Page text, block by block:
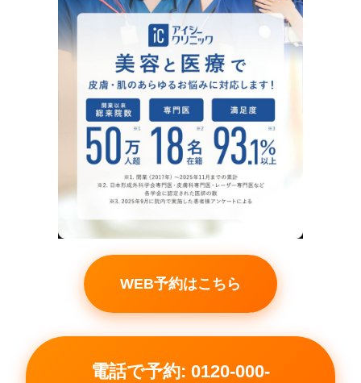
WEB予約はこちら
電話で予約: 0120-000-